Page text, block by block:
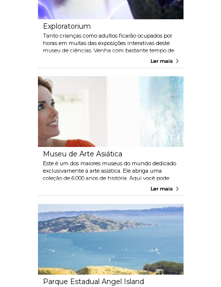
Exploratorium
Tanto crianças como adultos ficarão ocupados por
horas em muitas das exposições interativas deste
museu de ciências. Venha com bastante tempo de
sobra porque você provavelmente vai querer ficar
Ler mais
Museu de Arte Asiática
Este é um dos maiores museus do mundo dedicado
exclusivamente à arte asiática. Ele abriga uma
coleção de 6.000 anos de história. Aqui você pode
admirar esculturas, pinturas, cerâmicas, móveis e
têxteis. Não perca os incríveis guerreiros de terracota
Ler mais
Parque Estadual Angel Island